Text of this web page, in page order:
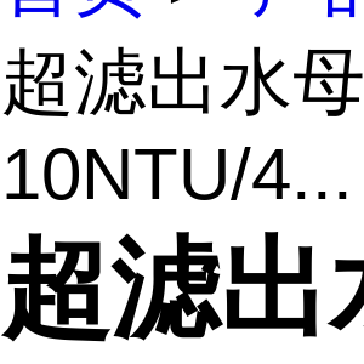
超滤出水
10NTU/4...
超滤出